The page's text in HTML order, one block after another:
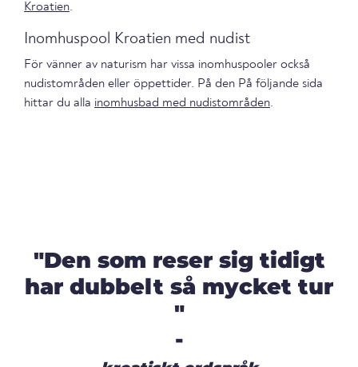
Kroatien.
Inomhuspool Kroatien med nudist
För vänner av naturism har vissa inomhuspooler också
nudistområden eller öppettider. På den På följande sida
hittar du alla inomhusbad med nudistområden.
"Den som reser sig tidigt
har dubbelt så mycket tur
"
-